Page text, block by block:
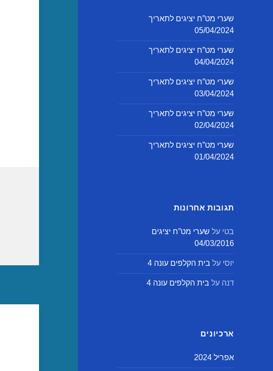
שערי מט”ח יציגים לתאריך
05/04/2024
שערי מט”ח יציגים לתאריך
04/04/2024
שערי מט”ח יציגים לתאריך
03/04/2024
שערי מט”ח יציגים לתאריך
02/04/2024
שערי מט”ח יציגים לתאריך
01/04/2024
תגובות אחרונות
בטי על שערי מט”ח יציגים
04/03/2016
יוסי על בית הקלפים עונה 4
דנה על בית הקלפים עונה 4
ארכיונים
אפריל 2024